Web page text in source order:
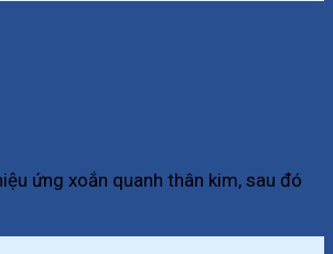
ứng xoắn quanh thân kim, sau đó